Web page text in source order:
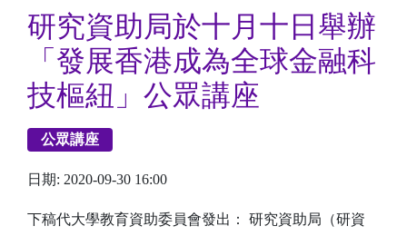
研究資助局於十月十日舉辦
「發展香港成為全球金融科
技樞紐」公眾講座
公眾講座
日期: 2020-09-30 16:00
下稿代大學教育資助委員會發出： 研究資助局（研資